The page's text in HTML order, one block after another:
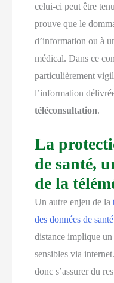
celui-ci peut être
prouve que le
d’information ou à
médical. Dans ce
particulièrement
l’information
téléconsultation.
La
de santé,
de la
Un autre enjeu de la
des données de santé
distance implique un
sensibles via
donc s’assurer du